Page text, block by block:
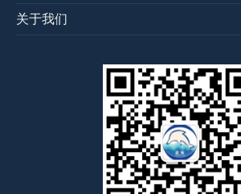
关于我们